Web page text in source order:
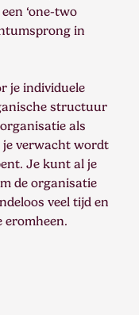
‘one-two
in
je individuele
structuur
als
je verwacht wordt
Je kunt al je
de organisatie
veel tijd en
eromheen.